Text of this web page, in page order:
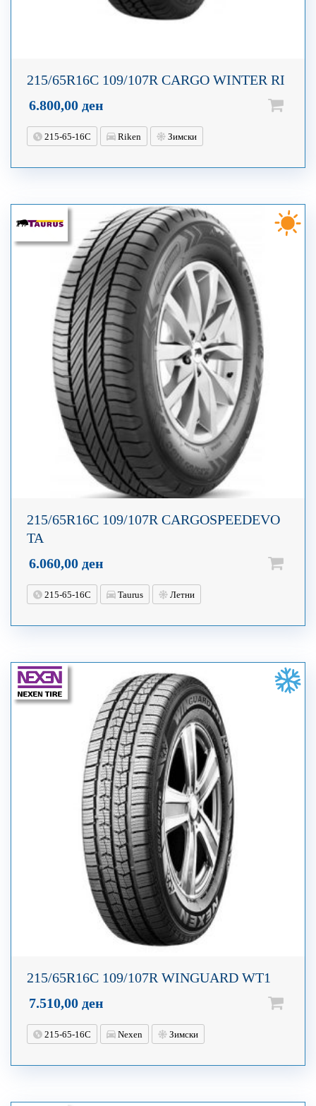
215/65R16C 109/107R CARGO WINTER RI
6.800,00 ден
215-65-16C Riken Зимски
215/65R16C 109/107R CARGOSPEEDEVO
TA
6.060,00 ден
215-65-16C Taurus Летни
215/65R16C 109/107R WINGUARD WT1
7.510,00 ден
215-65-16C Nexen Зимски